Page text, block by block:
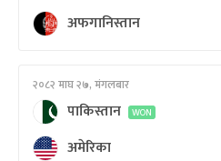
अफगानिस्तान
२०८२ माघ २७, मंगलबार
पाकिस्तान WON
अमेरिका